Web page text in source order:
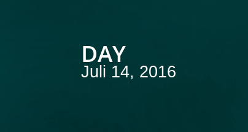
DAY
Juli 14, 2016